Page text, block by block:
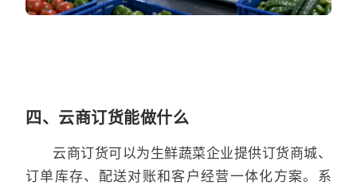
四、云商订货能做什么
云商订货可以为生鲜蔬菜企业提供订货商城、
订单库存、配送对账和客户经营一体化方案。系